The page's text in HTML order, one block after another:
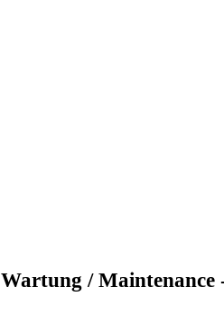
Wartung / Maintenance